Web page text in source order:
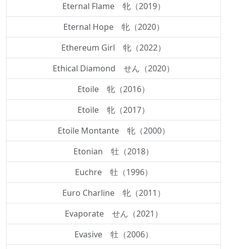
Eternal Flame 牝（2019）
Eternal Hope 牝（2020）
Ethereum Girl 牝（2022）
Ethical Diamond せん（2020）
Etoile 牝（2016）
Etoile 牝（2017）
Etoile Montante 牝（2000）
Etonian 牡（2018）
Euchre 牡（1996）
Euro Charline 牝（2011）
Evaporate せん（2021）
Evasive 牡（2006）